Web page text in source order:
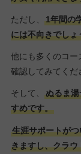
ただし、
1年間の
には不向きでしょ
他にも多くのコー
確認してみてくだ
そして、
ぬるま
すめです。
生涯サポートが
きますし、クラウ